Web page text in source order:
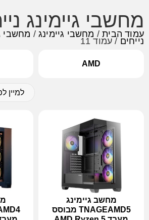
מחשבי גיימינג
עמוד הבית/ מחשבי גיימינג / מחשבי
נייחים / עמוד 11
AMD
מחשב גיימינג
TNAGEAMD5 מבוסס